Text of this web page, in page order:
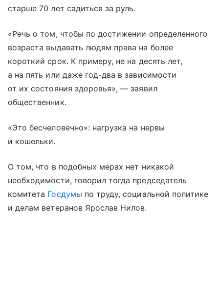
старше 70 лет садиться за руль.
«Речь о том, чтобы по достижении определенного
возраста выдавать людям права на более
короткий срок. К примеру, не на десять лет,
а на пять или даже год-два в зависимости
от их состояния здоровья», — заявил
общественник.
«Это бесчеловечно»: нагрузка на нервы
и кошельки.
О том, что в подобных мерах нет никакой
необходимости, говорил тогда председатель
комитета Госдумы по труду, социальной политике
и делам ветеранов Ярослав Нилов.